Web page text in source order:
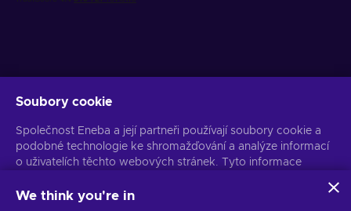
Získejte personalizované nabídky her
Předplatit
Z odběru se můžete kdykoli odhlásit. Více informací naleznete v
Soubory cookie
Společnost Eneba a její partneři používají soubory cookie a
podobné technologie ke shromažďování a analýze informací
o uživatelích těchto webových stránek. Tyto informace
stránkách. Vaše osobní údaje mohou být také použity k
We think you're in